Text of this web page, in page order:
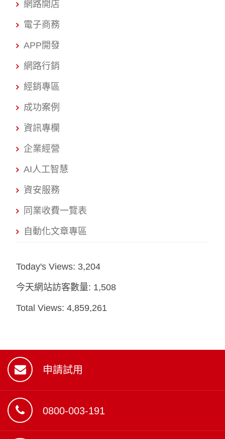
網路開店
電子商務
APP開發
網路行銷
經銷專區
成功案例
資訊專欄
企業經營
AI人工智慧
資安服務
同業收費一覽表
自動化文章專區
Today's Views: 3,204
今天網站訪客數量: 1,508
Total Views:4,859,261
申請試用
0800-003-191